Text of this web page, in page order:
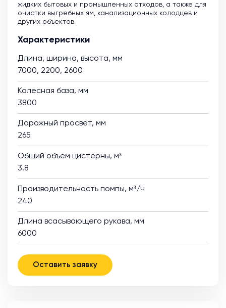
жидких бытовых и промышленных отходов, а также для
очистки выгребных ям, канализационных колодцев и
других объектов.
Характеристики
Длина, ширина, высота, мм
7000, 2200, 2600
Колесная база, мм
3800
Дорожный просвет, мм
265
Общий объем цистерны, м³
3.8
Производительность помпы, м³/ч
240
Длина всасывающего рукава, мм
6000
Оставить заявку